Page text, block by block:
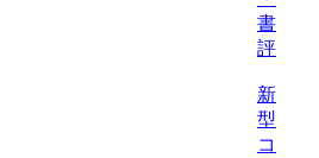
書
評
新
型
コ